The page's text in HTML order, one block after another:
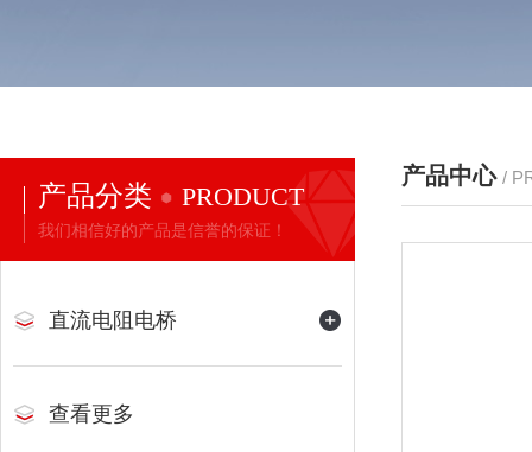
产品分类 PRODUCT
我们相信好的产品是信誉的保证！
直流电阻电桥
查看更多
产品中心 /